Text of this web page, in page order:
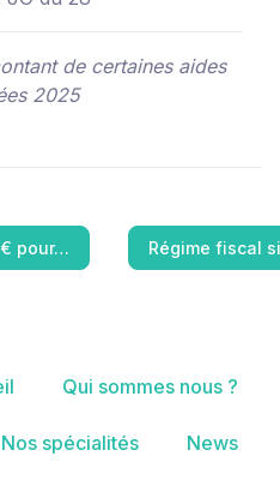
de certaines aides
2025
pour… Régime fiscal
Qui sommes nous ?
Nos spécialités News